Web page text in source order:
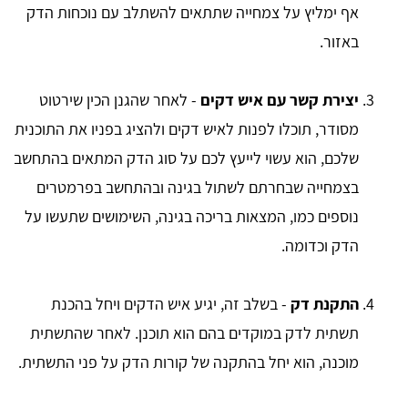
אף ימליץ על צמחייה שתתאים להשתלב עם נוכחות הדק
באזור.
יצירת קשר עם איש דקים - לאחר שהגנן הכין שירטוט
מסודר, תוכלו לפנות לאיש דקים ולהציג בפניו את התוכנית
שלכם, הוא עשוי לייעץ לכם על סוג הדק המתאים בהתחשב
בצמחייה שבחרתם לשתול בגינה ובהתחשב בפרמטרים
נוספים כמו, המצאות בריכה בגינה, השימושים שתעשו על
הדק וכדומה.
התקנת דק - בשלב זה, יגיע איש הדקים ויחל בהכנת
תשתית לדק במוקדים בהם הוא תוכנן. לאחר שהתשתית
מוכנה, הוא יחל בהתקנה של קורות הדק על פני התשתית.